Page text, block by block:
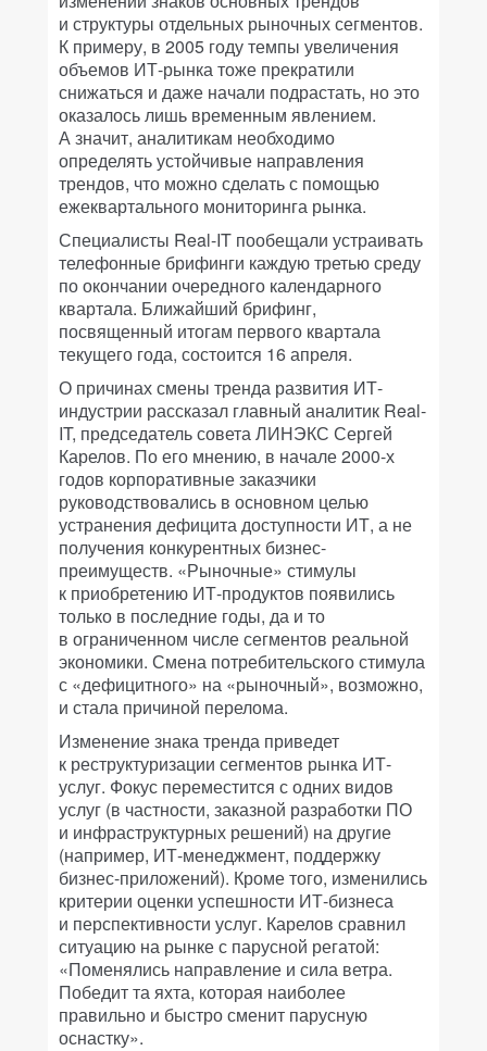
и структуры отдельных рыночных сегментов.
К примеру, в 2005 году темпы увеличения
объемов ИТ-рынка тоже прекратили
снижаться и даже начали подрастать, но это
оказалось лишь временным явлением.
А значит, аналитикам необходимо
определять устойчивые направления
трендов, что можно сделать с помощью
ежеквартального мониторинга рынка.
Специалисты Real-IT пообещали устраивать
телефонные брифинги каждую третью среду
по окончании очередного календарного
квартала. Ближайший брифинг,
посвященный итогам первого квартала
текущего года, состоится 16 апреля.
О причинах смены тренда развития ИТ-
индустрии рассказал главный аналитик Real-
IT, председатель совета ЛИНЭКС Сергей
Карелов. По его мнению, в начале 2000-х
годов корпоративные заказчики
руководствовались в основном целью
устранения дефицита доступности ИТ, а не
получения конкурентных бизнес-
преимуществ. «Рыночные» стимулы
к приобретению ИТ-продуктов появились
только в последние годы, да и то
в ограниченном числе сегментов реальной
экономики. Смена потребительского стимула
с «дефицитного» на «рыночный», возможно,
и стала причиной перелома.
Изменение знака тренда приведет
к реструктуризации сегментов рынка ИТ-
услуг. Фокус переместится с одних видов
услуг (в частности, заказной разработки ПО
и инфраструктурных решений) на другие
(например, ИТ-менеджмент, поддержку
бизнес-приложений). Кроме того, изменились
критерии оценки успешности ИТ-бизнеса
и перспективности услуг. Карелов сравнил
ситуацию на рынке с парусной регатой:
«Поменялись направление и сила ветра.
Победит та яхта, которая наиболее
правильно и быстро сменит парусную
оснастку».